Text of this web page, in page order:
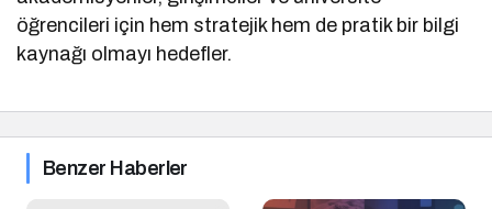
öğrencileri için hem stratejik hem de pratik bir bilgi
kaynağı olmayı hedefler.
Benzer Haberler